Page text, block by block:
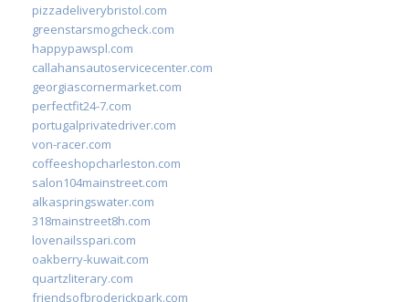
pizzadeliverybristol.com
greenstarsmogcheck.com
happypawspl.com
callahansautoservicecenter.com
georgiascornermarket.com
perfectfit24-7.com
portugalprivatedriver.com
von-racer.com
coffeeshopcharleston.com
salon104mainstreet.com
alkaspringswater.com
318mainstreet8h.com
lovenailsspari.com
oakberry-kuwait.com
quartzliterary.com
friendsofbroderickpark.com